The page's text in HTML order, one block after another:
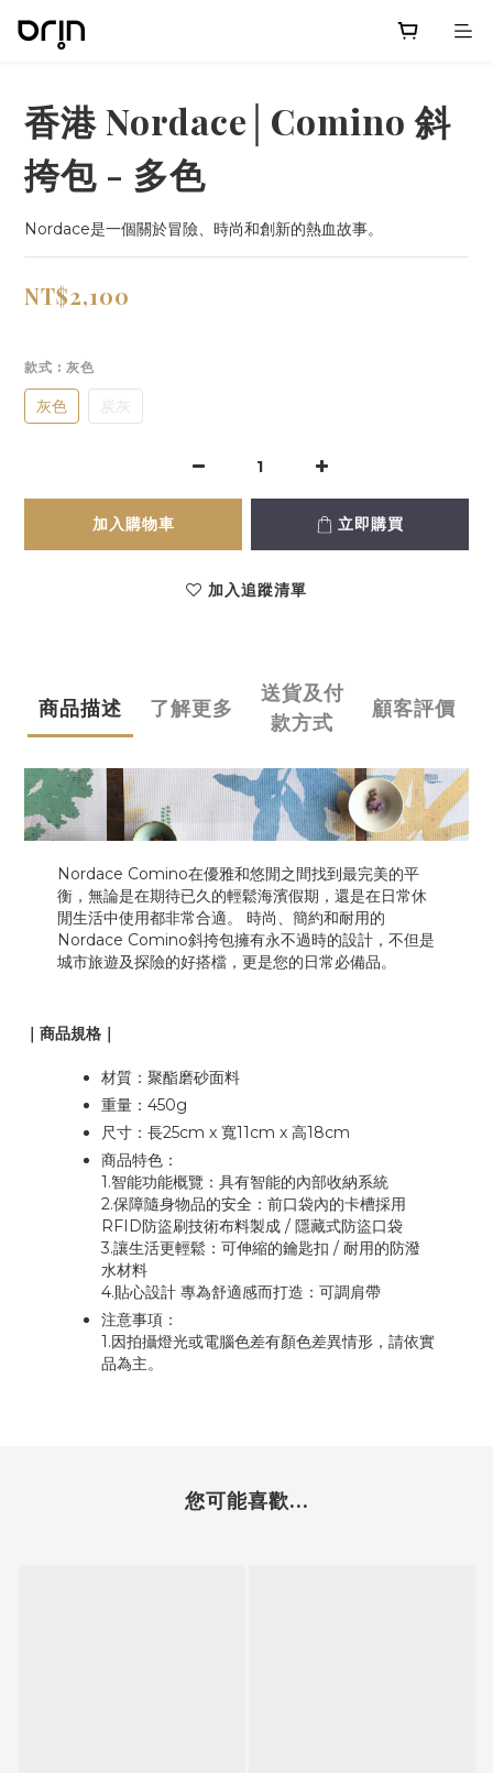
香港 Nordace│Comino 斜
挎包 - 多色
Nordace是一個關於冒險、時尚和創新的熱血故事。
NT$2,100
款式 : 灰色
灰色 炭灰
加入購物車 立即購買
加入追蹤清單
商品描述 了解更多
送貨及付
款方式
顧客評價
Nordace Comino在優雅和悠閒之間找到最完美的平
衡，無論是在期待已久的輕鬆海濱假期，還是在日常休
閒生活中使用都非常合適。 時尚、簡約和耐用的
Nordace Comino斜挎包擁有永不過時的設計，不但是
城市旅遊及探險的好搭檔，更是您的日常必備品。
｜商品規格｜
材質：聚酯磨砂面料
重量：450g
尺寸：長25cm x 寬11cm x 高18cm
商品特色：
1.智能功能概覽：具有智能的內部收納系統
2.保障隨身物品的安全：前口袋內的卡槽採用
RFID防盜刷技術布料製成 / 隱藏式防盜口袋
3.讓生活更輕鬆：可伸縮的鑰匙扣 / 耐用的防潑
水材料
4.貼心設計 專為舒適感而打造：可調肩帶
注意事項：
1.因拍攝燈光或電腦色差有顏色差異情形，請依實
品為主。
您可能喜歡...